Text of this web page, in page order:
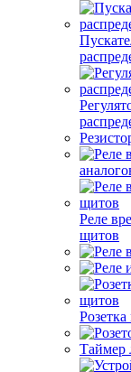
Реле
щитов
Таймер